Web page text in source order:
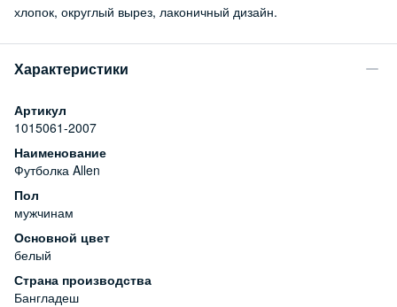
хлопок, округлый вырез, лаконичный дизайн.
Характеристики
Артикул
1015061-2007
Наименование
Футболка Allen
Пол
мужчинам
Основной цвет
белый
Страна производства
Бангладеш